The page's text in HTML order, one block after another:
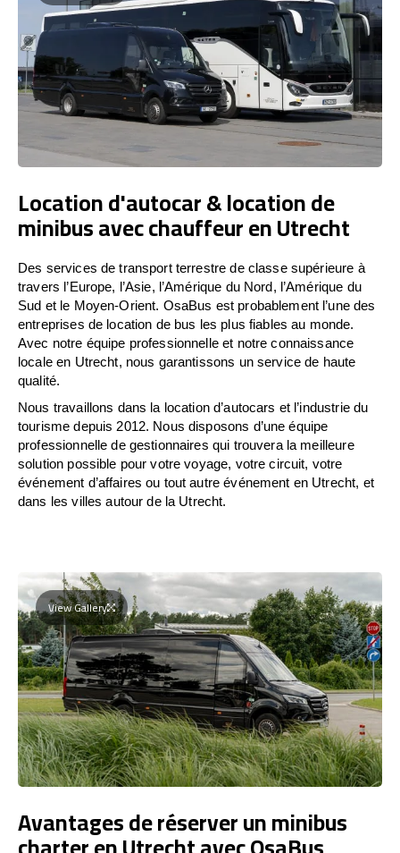
Location d'autocar & location de
minibus avec chauffeur en Utrecht
Des services de transport terrestre de classe supérieure à
travers l’Europe, l’Asie, l’Amérique du Nord, l’Amérique du
Sud et le Moyen-Orient. OsaBus est probablement l’une des
entreprises de location de bus les plus fiables au monde.
Avec notre équipe professionnelle et notre connaissance
locale en Utrecht, nous garantissons un service de haute
qualité.
Nous travaillons dans la location d’autocars et l’industrie du
tourisme depuis 2012. Nous disposons d’une équipe
professionnelle de gestionnaires qui trouvera la meilleure
solution possible pour votre voyage, votre circuit, votre
événement d’affaires ou tout autre événement en Utrecht, et
dans les villes autour de la Utrecht.
View Gallery
Avantages de réserver un minibus